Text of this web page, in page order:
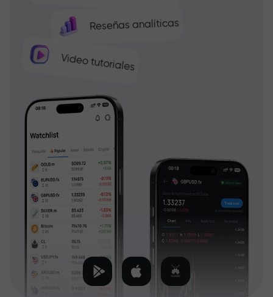
Reseñas analíticas
Video tutoriales